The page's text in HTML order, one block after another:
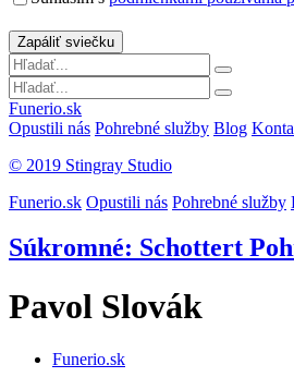
Funerio.sk
Opustili nás Pohrebné služby Blog
© 2019 Stingray Studio
Funerio.sk Opustili nás Pohrebné služby
Súkromné: Schottert
Pavol Slovák
Funerio.sk